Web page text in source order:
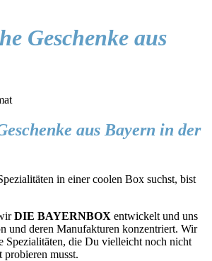
Geschenke aus
aus Bayern in der
in einer coolen Box suchst, bist
DIE BAYERNBOX entwickelt und uns
und deren Manufakturen konzentriert. Wir
Spezialitäten, die Du vielleicht noch nicht
probieren musst.